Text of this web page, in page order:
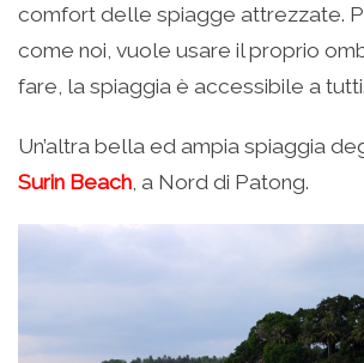
comfort delle spiagge attrezzate.
come noi, vuole usare il proprio
fare, la spiaggia è accessibile a tutti.
Un’altra bella ed ampia spiaggia
Surin Beach , a Nord di Patong.